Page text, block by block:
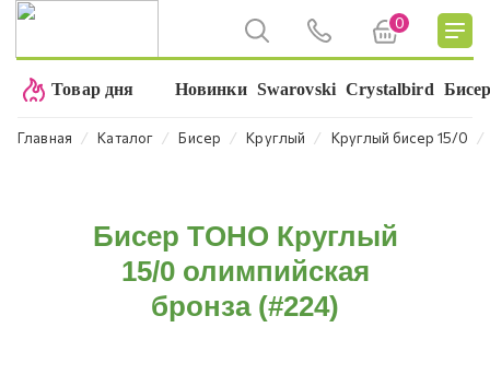
0
Товар дня Новинки Swarovski Crystalbird
Главная ⁄ Каталог ⁄ Бисер ⁄ Круглый ⁄ Круглый бисер 15/0 ⁄
Бисер TOHO Круглый
15/0 олимпийская
бронза (#224)